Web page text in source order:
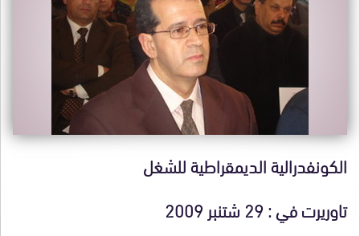
الكونفدرالية الديمقراطية للشغل
تاوريرت في : 29 شتنبر 2009